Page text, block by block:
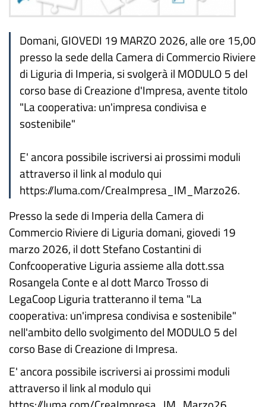
Domani, GIOVEDI 19 MARZO 2026, alle ore 15,00
presso la sede della Camera di Commercio Riviere
di Liguria di Imperia, si svolgerà il MODULO 5 del
corso base di Creazione d'Impresa, avente titolo
"La cooperativa: un'impresa condivisa e
sostenibile"
E' ancora possibile iscriversi ai prossimi moduli
attraverso il link al modulo qui
https://luma.com/CreaImpresa_IM_Marzo26.
Presso la sede di Imperia della Camera di
Commercio Riviere di Liguria domani, giovedi 19
marzo 2026, il dott Stefano Costantini di
Confcooperative Liguria assieme alla dott.ssa
Rosangela Conte e al dott Marco Trosso di
LegaCoop Liguria tratteranno il tema "La
cooperativa: un'impresa condivisa e sostenibile"
nell'ambito dello svolgimento del MODULO 5 del
corso Base di Creazione di Impresa.
E' ancora possibile iscriversi ai prossimi moduli
attraverso il link al modulo qui